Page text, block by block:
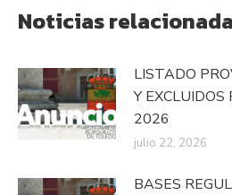
Noticias
LISTADO
Y
2026
julio 22, 2026
BASES